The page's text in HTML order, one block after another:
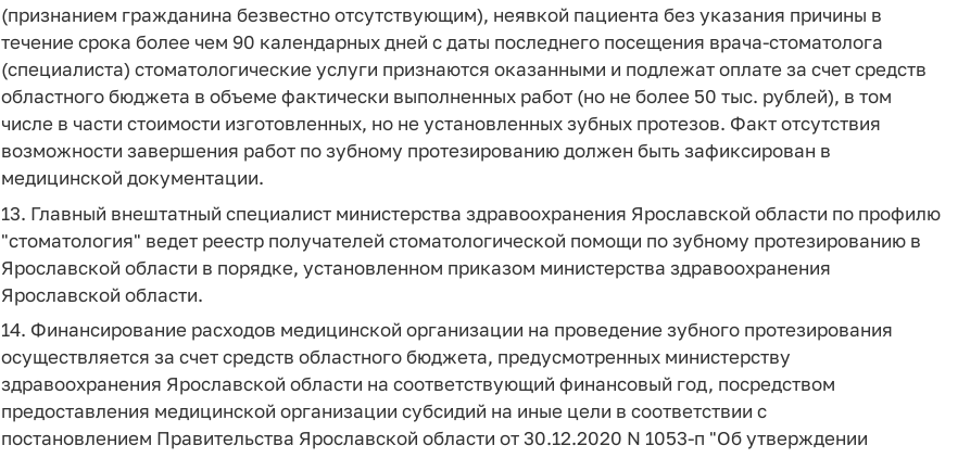
(признанием гражданина безвестно отсутствующим), неявкой пациента без указания причины в
течение срока более чем 90 календарных дней с даты последнего посещения врача-стоматолога
(специалиста) стоматологические услуги признаются оказанными и подлежат оплате за счет средств
областного бюджета в объеме фактически выполненных работ (но не более 50 тыс. рублей), в том
числе в части стоимости изготовленных, но не установленных зубных протезов. Факт отсутствия
возможности завершения работ по зубному протезированию должен быть зафиксирован в
медицинской документации.
13. Главный внештатный специалист министерства здравоохранения Ярославской области по профилю
"стоматология" ведет реестр получателей стоматологической помощи по зубному протезированию в
Ярославской области в порядке, установленном приказом министерства здравоохранения
Ярославской области.
14. Финансирование расходов медицинской организации на проведение зубного протезирования
осуществляется за счет средств областного бюджета, предусмотренных министерству
здравоохранения Ярославской области на соответствующий финансовый год, посредством
предоставления медицинской организации субсидий на иные цели в соответствии с
постановлением Правительства Ярославской области от 30.12.2020 N 1053-п "Об утверждении